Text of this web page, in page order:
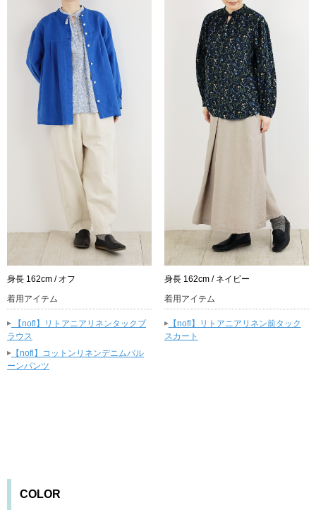
身長 162cm / オフ
着用アイテム
▸ 【nofl】リトアニアリネンタックブ
ラウス
▸ 【nofl】コットンリネンデニムバル
ーンパンツ
身長 162cm / ネイビー
着用アイテム
▸【nofl】リトアニアリネン前タック
スカート
COLOR